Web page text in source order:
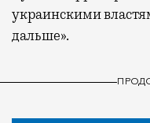
украинскими
дальше».